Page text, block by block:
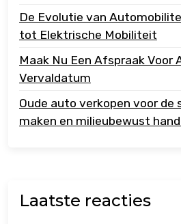
De Evolutie van
tot Elektrische Mobiliteit
Maak Nu Een Afspraak Voor
Vervaldatum
Oude auto verkopen voor de
maken en milieubewust
Laatste reacties